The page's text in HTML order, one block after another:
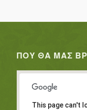
ΠΟΥ ΘΑ ΜΑΣ
This page can't